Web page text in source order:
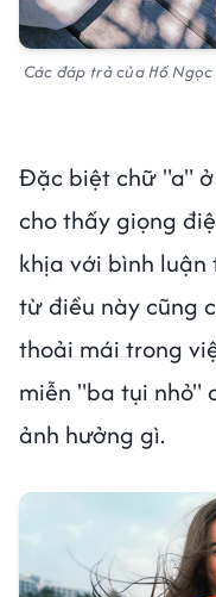
Các đáp trả của Hồ
Đặc biệt chữ "a"
cho thấy giọng
khịa với bình luận
từ điều này cũng
thoải mái trong
miễn "ba tụi nhỏ"
ảnh hưởng gì.